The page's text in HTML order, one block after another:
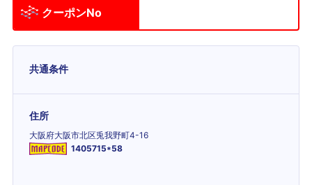
クーポンNo
共通条件
住所
大阪府大阪市北区兎我野町4-16
1405715*58